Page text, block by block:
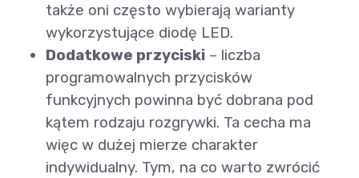
także oni często wybierają warianty
wykorzystujące diodę LED.
Dodatkowe przyciski – liczba
programowalnych przycisków
funkcyjnych powinna być dobrana pod
kątem rodzaju rozgrywki. Ta cecha ma
więc w dużej mierze charakter
indywidualny. Tym, na co warto zwrócić